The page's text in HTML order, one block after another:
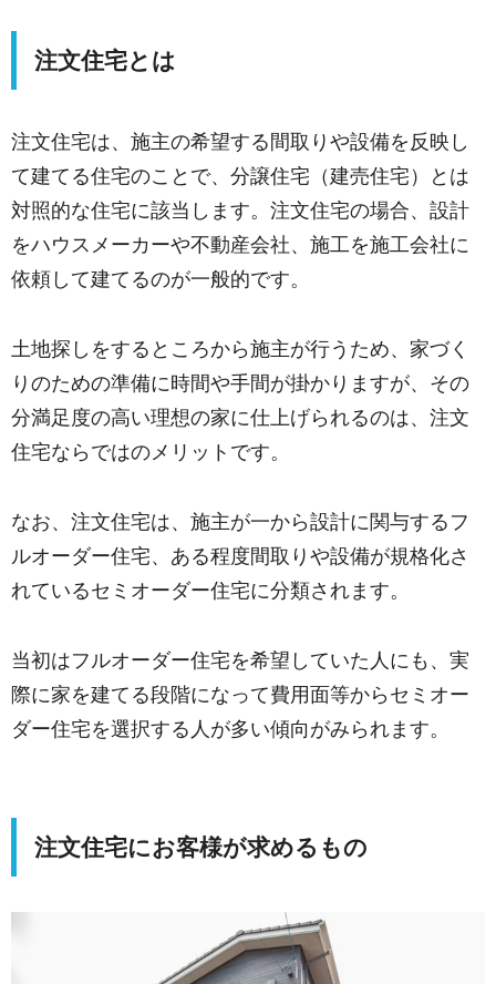
注文住宅とは
注文住宅は、施主の希望する間取りや設備を反映し
て建てる住宅のことで、分譲住宅（建売住宅）とは
対照的な住宅に該当します。注文住宅の場合、設計
をハウスメーカーや不動産会社、施工を施工会社に
依頼して建てるのが一般的です。
土地探しをするところから施主が行うため、家づく
りのための準備に時間や手間が掛かりますが、その
分満足度の高い理想の家に仕上げられるのは、注文
住宅ならではのメリットです。
なお、注文住宅は、施主が一から設計に関与するフ
ルオーダー住宅、ある程度間取りや設備が規格化さ
れているセミオーダー住宅に分類されます。
当初はフルオーダー住宅を希望していた人にも、実
際に家を建てる段階になって費用面等からセミオー
ダー住宅を選択する人が多い傾向がみられます。
注文住宅にお客様が求めるもの